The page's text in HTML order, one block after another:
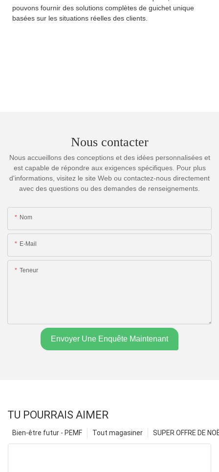
pouvons fournir des solutions complètes de guichet unique
basées sur les situations réelles des clients.
Nous contacter
Nous accueillons des conceptions et des idées personnalisées et
est capable de répondre aux exigences spécifiques. Pour plus
d'informations, visitez le site Web ou contactez-nous directement
avec des questions ou des demandes de renseignements.
Nom
E-Mail
Teneur
Envoyer Une Enquête Maintenant
TU POURRAIS AIMER
SUPER OFFRE DE
Tout magasiner
Bien-être futur - PEMF